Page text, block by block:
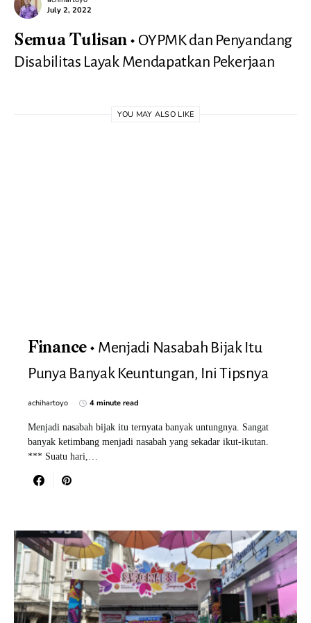
July 2, 2022
Semua Tulisan
OYPMK dan Penyandang
Disabilitas Layak Mendapatkan Pekerjaan
YOU MAY ALSO LIKE
Finance
Menjadi Nasabah Bijak Itu
Punya Banyak Keuntungan, Ini Tipsnya
achihartoyo 4 minute read
Menjadi nasabah bijak itu ternyata banyak untungnya. Sangat
banyak ketimbang menjadi nasabah yang sekadar ikut-ikutan.
*** Suatu hari,…